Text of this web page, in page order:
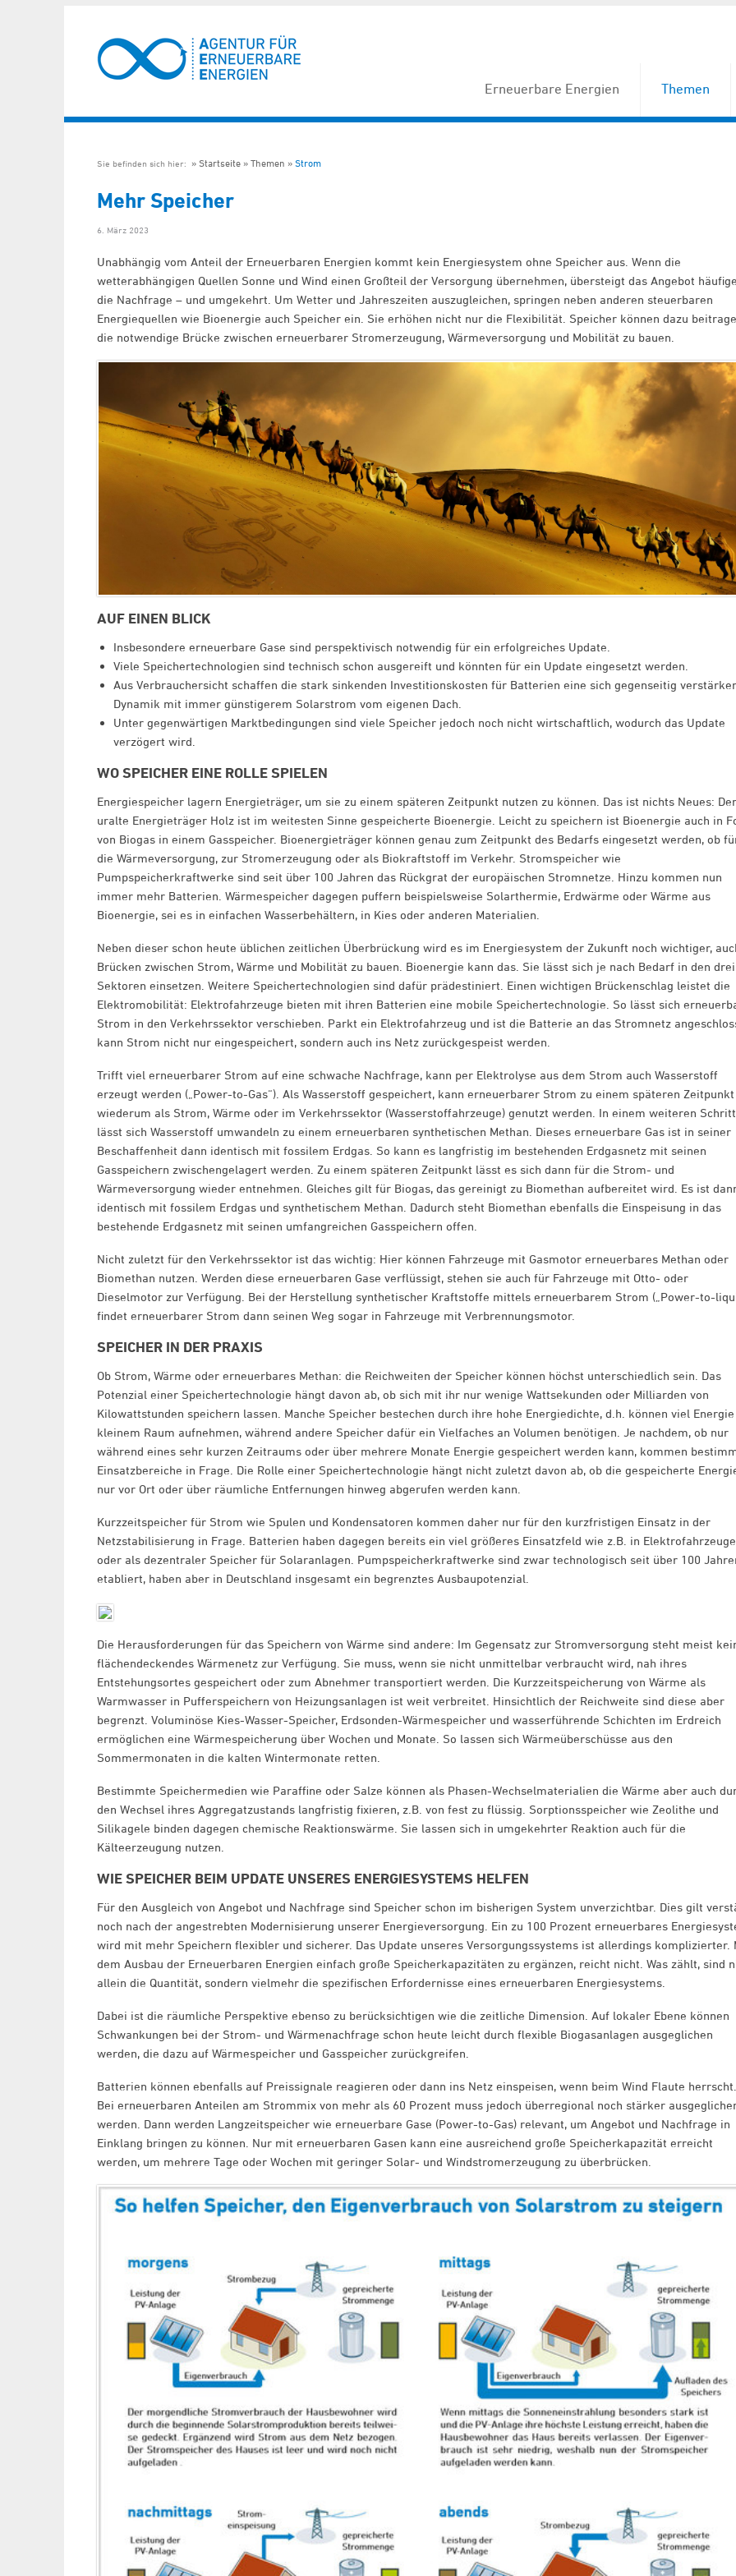
Erneuerbare Energien Themen
Sie befinden sich hier: Startseite Themen Strom
Mehr Speicher
6. März 2023
Unabhängig vom Anteil der Erneuerbaren Energien kommt kein Energiesystem ohne Speicher aus. Wenn die
wetterabhängigen Quellen Sonne und Wind einen Großteil der Versorgung übernehmen, übersteigt das Angebot
die Nachfrage – und umgekehrt. Um Wetter und Jahreszeiten auszugleichen, springen neben anderen steuerbaren
Energiequellen wie Bioenergie auch Speicher ein. Sie erhöhen nicht nur die Flexibilität. Speicher können dazu
die notwendige Brücke zwischen erneuerbarer Stromerzeugung, Wärmeversorgung und Mobilität zu bauen.
AUF EINEN BLICK
Insbesondere erneuerbare Gase sind perspektivisch notwendig für ein erfolgreiches Update.
Viele Speichertechnologien sind technisch schon ausgereift und könnten für ein Update eingesetzt werden.
Aus Verbrauchersicht schaffen die stark sinkenden Investitionskosten für Batterien eine sich gegenseitig
Dynamik mit immer günstigerem Solarstrom vom eigenen Dach.
Unter gegenwärtigen Marktbedingungen sind viele Speicher jedoch noch nicht wirtschaftlich, wodurch das Update
verzögert wird.
WO SPEICHER EINE ROLLE SPIELEN
Energiespeicher lagern Energieträger, um sie zu einem späteren Zeitpunkt nutzen zu können. Das ist nichts Neues: Der
uralte Energieträger Holz ist im weitesten Sinne gespeicherte Bioenergie. Leicht zu speichern ist Bioenergie auch in
von Biogas in einem Gasspeicher. Bioenergieträger können genau zum Zeitpunkt des Bedarfs eingesetzt werden, ob
die Wärmeversorgung, zur Stromerzeugung oder als Biokraftstoff im Verkehr. Stromspeicher wie
Pumpspeicherkraftwerke sind seit über 100 Jahren das Rückgrat der europäischen Stromnetze. Hinzu kommen nun
immer mehr Batterien. Wärmespeicher dagegen puffern beispielsweise Solarthermie, Erdwärme oder Wärme aus
Bioenergie, sei es in einfachen Wasserbehältern, in Kies oder anderen Materialien.
Neben dieser schon heute üblichen zeitlichen Überbrückung wird es im Energiesystem der Zukunft noch wichtiger,
Brücken zwischen Strom, Wärme und Mobilität zu bauen. Bioenergie kann das. Sie lässt sich je nach Bedarf in den drei
Sektoren einsetzen. Weitere Speichertechnologien sind dafür prädestiniert. Einen wichtigen Brückenschlag leistet die
Elektromobilität: Elektrofahrzeuge bieten mit ihren Batterien eine mobile Speichertechnologie. So lässt sich
Strom in den Verkehrssektor verschieben. Parkt ein Elektrofahrzeug und ist die Batterie an das Stromnetz
kann Strom nicht nur eingespeichert, sondern auch ins Netz zurückgespeist werden.
Trifft viel erneuerbarer Strom auf eine schwache Nachfrage, kann per Elektrolyse aus dem Strom auch Wasserstoff
erzeugt werden („Power-to-Gas“). Als Wasserstoff gespeichert, kann erneuerbarer Strom zu einem späteren Zeitpunkt
wiederum als Strom, Wärme oder im Verkehrssektor (Wasserstoffahrzeuge) genutzt werden. In einem weiteren Schritt
lässt sich Wasserstoff umwandeln zu einem erneuerbaren synthetischen Methan. Dieses erneuerbare Gas ist in seiner
Beschaffenheit dann identisch mit fossilem Erdgas. So kann es langfristig im bestehenden Erdgasnetz mit seinen
Gasspeichern zwischengelagert werden. Zu einem späteren Zeitpunkt lässt es sich dann für die Strom- und
Wärmeversorgung wieder entnehmen. Gleiches gilt für Biogas, das gereinigt zu Biomethan aufbereitet wird. Es ist
identisch mit fossilem Erdgas und synthetischem Methan. Dadurch steht Biomethan ebenfalls die Einspeisung in das
bestehende Erdgasnetz mit seinen umfangreichen Gasspeichern offen.
Nicht zuletzt für den Verkehrssektor ist das wichtig: Hier können Fahrzeuge mit Gasmotor erneuerbares Methan oder
Biomethan nutzen. Werden diese erneuerbaren Gase verflüssigt, stehen sie auch für Fahrzeuge mit Otto- oder
Dieselmotor zur Verfügung. Bei der Herstellung synthetischer Kraftstoffe mittels erneuerbarem Strom („Power-to-
findet erneuerbarer Strom dann seinen Weg sogar in Fahrzeuge mit Verbrennungsmotor.
SPEICHER IN DER PRAXIS
Ob Strom, Wärme oder erneuerbares Methan: die Reichweiten der Speicher können höchst unterschiedlich sein. Das
Potenzial einer Speichertechnologie hängt davon ab, ob sich mit ihr nur wenige Wattsekunden oder Milliarden von
Kilowattstunden speichern lassen. Manche Speicher bestechen durch ihre hohe Energiedichte, d.h. können viel
kleinem Raum aufnehmen, während andere Speicher dafür ein Vielfaches an Volumen benötigen. Je nachdem, ob nur
während eines sehr kurzen Zeitraums oder über mehrere Monate Energie gespeichert werden kann, kommen
Einsatzbereiche in Frage. Die Rolle einer Speichertechnologie hängt nicht zuletzt davon ab, ob die gespeicherte
nur vor Ort oder über räumliche Entfernungen hinweg abgerufen werden kann.
Kurzzeitspeicher für Strom wie Spulen und Kondensatoren kommen daher nur für den kurzfristigen Einsatz in der
Netzstabilisierung in Frage. Batterien haben dagegen bereits ein viel größeres Einsatzfeld wie z.B. in
oder als dezentraler Speicher für Solaranlagen. Pumpspeicherkraftwerke sind zwar technologisch seit über 100
etabliert, haben aber in Deutschland insgesamt ein begrenztes Ausbaupotenzial.
Die Herausforderungen für das Speichern von Wärme sind andere: Im Gegensatz zur Stromversorgung steht meist
flächendeckendes Wärmenetz zur Verfügung. Sie muss, wenn sie nicht unmittelbar verbraucht wird, nah ihres
Entstehungsortes gespeichert oder zum Abnehmer transportiert werden. Die Kurzzeitspeicherung von Wärme als
Warmwasser in Pufferspeichern von Heizungsanlagen ist weit verbreitet. Hinsichtlich der Reichweite sind diese aber
begrenzt. Voluminöse Kies-Wasser-Speicher, Erdsonden-Wärmespeicher und wasserführende Schichten im Erdreich
ermöglichen eine Wärmespeicherung über Wochen und Monate. So lassen sich Wärmeüberschüsse aus den
Sommermonaten in die kalten Wintermonate retten.
Bestimmte Speichermedien wie Paraffine oder Salze können als Phasen-Wechselmaterialien die Wärme aber auch
den Wechsel ihres Aggregatzustands langfristig fixieren, z.B. von fest zu flüssig. Sorptionsspeicher wie Zeolithe und
Silikagele binden dagegen chemische Reaktionswärme. Sie lassen sich in umgekehrter Reaktion auch für die
Kälteerzeugung nutzen.
WIE SPEICHER BEIM UPDATE UNSERES ENERGIESYSTEMS HELFEN
Für den Ausgleich von Angebot und Nachfrage sind Speicher schon im bisherigen System unverzichtbar. Dies gilt
noch nach der angestrebten Modernisierung unserer Energieversorgung. Ein zu 100 Prozent erneuerbares
wird mit mehr Speichern flexibler und sicherer. Das Update unseres Versorgungssystems ist allerdings komplizierter.
dem Ausbau der Erneuerbaren Energien einfach große Speicherkapazitäten zu ergänzen, reicht nicht. Was zählt, sind
allein die Quantität, sondern vielmehr die spezifischen Erfordernisse eines erneuerbaren Energiesystems.
Dabei ist die räumliche Perspektive ebenso zu berücksichtigen wie die zeitliche Dimension. Auf lokaler Ebene können
Schwankungen bei der Strom- und Wärmenachfrage schon heute leicht durch flexible Biogasanlagen ausgeglichen
werden, die dazu auf Wärmespeicher und Gasspeicher zurückgreifen.
Batterien können ebenfalls auf Preissignale reagieren oder dann ins Netz einspeisen, wenn beim Wind Flaute herrscht.
Bei erneuerbaren Anteilen am Strommix von mehr als 60 Prozent muss jedoch überregional noch stärker
werden. Dann werden Langzeitspeicher wie erneuerbare Gase (Power-to-Gas) relevant, um Angebot und Nachfrage in
Einklang bringen zu können. Nur mit erneuerbaren Gasen kann eine ausreichend große Speicherkapazität erreicht
werden, um mehrere Tage oder Wochen mit geringer Solar- und Windstromerzeugung zu überbrücken.